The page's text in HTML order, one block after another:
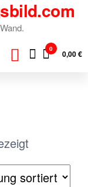
0 0,00 €
sortiert